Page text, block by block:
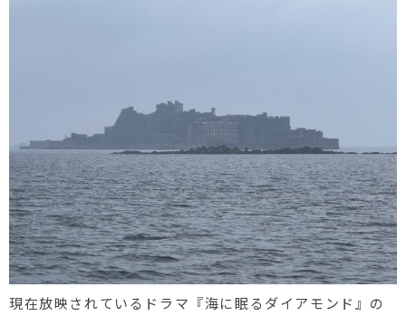
現在放映されているドラマ『海に眠るダイアモンド』の